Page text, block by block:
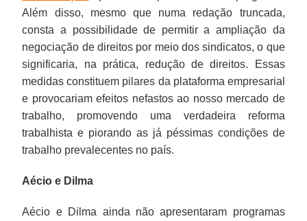
Além disso, mesmo que numa redação truncada,
consta a possibilidade de permitir a ampliação da
negociação de direitos por meio dos sindicatos, o que
significaria, na prática, redução de direitos. Essas
medidas constituem pilares da plataforma empresarial
e provocariam efeitos nefastos ao nosso mercado de
trabalho, promovendo uma verdadeira reforma
trabalhista e piorando as já péssimas condições de
trabalho prevalecentes no país.
Aécio e Dilma
Aécio e Dilma ainda não apresentaram programas